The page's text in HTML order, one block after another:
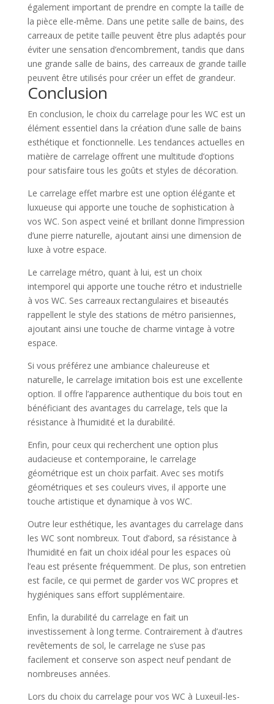
également important de prendre en compte la taille de
la pièce elle-même. Dans une petite salle de bains, des
carreaux de petite taille peuvent être plus adaptés pour
éviter une sensation d’encombrement, tandis que dans
une grande salle de bains, des carreaux de grande taille
peuvent être utilisés pour créer un effet de grandeur.
Conclusion
En conclusion, le choix du carrelage pour les WC est un
élément essentiel dans la création d’une salle de bains
esthétique et fonctionnelle. Les tendances actuelles en
matière de carrelage offrent une multitude d’options
pour satisfaire tous les goûts et styles de décoration.
Le carrelage effet marbre est une option élégante et
luxueuse qui apporte une touche de sophistication à
vos WC. Son aspect veiné et brillant donne l’impression
d’une pierre naturelle, ajoutant ainsi une dimension de
luxe à votre espace.
Le carrelage métro, quant à lui, est un choix
intemporel qui apporte une touche rétro et industrielle
à vos WC. Ses carreaux rectangulaires et biseautés
rappellent le style des stations de métro parisiennes,
ajoutant ainsi une touche de charme vintage à votre
espace.
Si vous préférez une ambiance chaleureuse et
naturelle, le carrelage imitation bois est une excellente
option. Il offre l’apparence authentique du bois tout en
bénéficiant des avantages du carrelage, tels que la
résistance à l’humidité et la durabilité.
Enfin, pour ceux qui recherchent une option plus
audacieuse et contemporaine, le carrelage
géométrique est un choix parfait. Avec ses motifs
géométriques et ses couleurs vives, il apporte une
touche artistique et dynamique à vos WC.
Outre leur esthétique, les avantages du carrelage dans
les WC sont nombreux. Tout d’abord, sa résistance à
l’humidité en fait un choix idéal pour les espaces où
l’eau est présente fréquemment. De plus, son entretien
est facile, ce qui permet de garder vos WC propres et
hygiéniques sans effort supplémentaire.
Enfin, la durabilité du carrelage en fait un
investissement à long terme. Contrairement à d’autres
revêtements de sol, le carrelage ne s’use pas
facilement et conserve son aspect neuf pendant de
nombreuses années.
Lors du choix du carrelage pour vos WC à Luxeuil-les-